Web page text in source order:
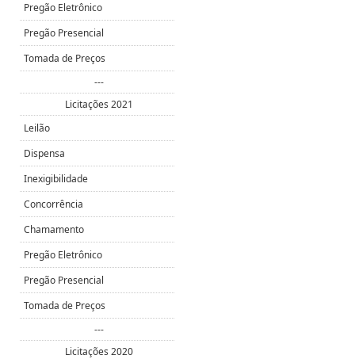
Pregão Eletrônico
Pregão Presencial
Tomada de Preços
---
Licitações 2021
Leilão
Dispensa
Inexigibilidade
Concorrência
Chamamento
Pregão Eletrônico
Pregão Presencial
Tomada de Preços
---
Licitações 2020